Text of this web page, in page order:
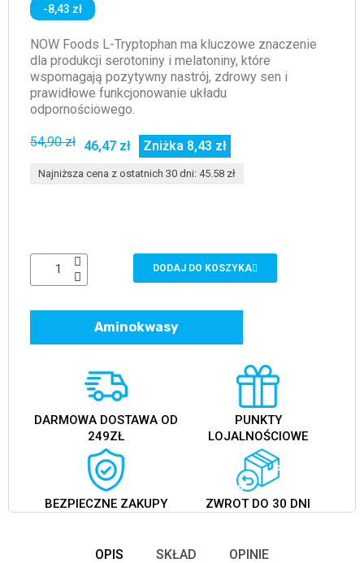
-8,43 zł
NOW Foods L-Tryptophan ma kluczowe znaczenie
dla produkcji serotoniny i melatoniny, które
wspomagają pozytywny nastrój, zdrowy sen i
prawidłowe funkcjonowanie układu
odpornościowego.
54,90 zł 46,47 zł Zniżka 8,43 zł
Najniższa cena z ostatnich 30 dni: 45.58 zł
DODAJ DO KOSZYKA
Aminokwasy
DARMOWA DOSTAWA OD
249ZŁ
PUNKTY
LOJALNOŚCIOWE
BEZPIECZNE ZAKUPY ZWROT DO 30 DNI
OPIS SKŁAD OPINIE